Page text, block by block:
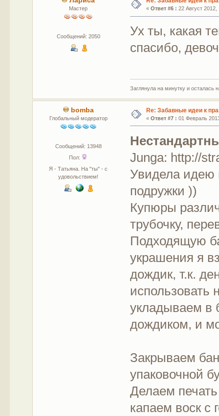
Мастер
Сообщений: 2050
« Ответ #6 : 22 Август 2012,
Ух ты, какая
спасибо,
Заглянула на минутку и осталась
bomba
Глобальный модератор
Сообщений: 13948
Пол:
Я - Татьяна. На "ты" - с
удовольствием!
Re: Забавные идеи к
« Ответ #7 : 01 Февраль
Junga: http://
Увидела идею
подружки ))
Купюры
трубочку,
Подходящую
украшения я
дождик, т.к.
использовать
укладываем в
дождиком, и
Закрываем
упаковочной
Делаем
капаем воск с